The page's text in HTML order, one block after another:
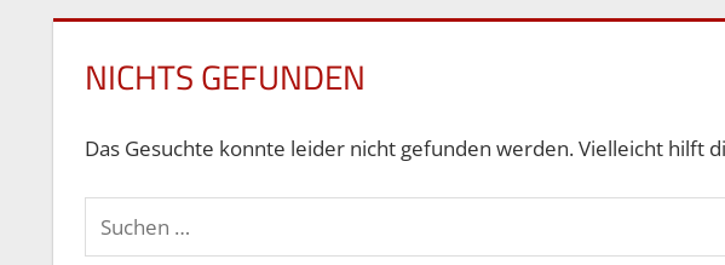
NICHTS GEFUNDEN
Das Gesuchte konnte leider nicht gefunden werden. Vielleicht hilft
Suchen